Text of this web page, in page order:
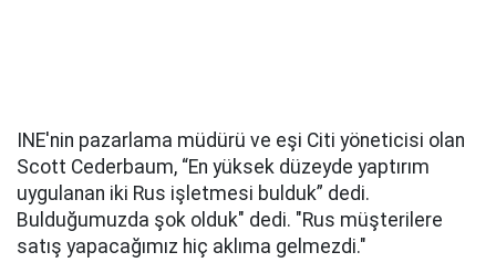
INE'nin pazarlama müdürü ve eşi Citi yöneticisi olan
Scott Cederbaum, “En yüksek düzeyde yaptırım
uygulanan iki Rus işletmesi bulduk” dedi.
Bulduğumuzda şok olduk" dedi. "Rus müşterilere
satış yapacağımız hiç aklıma gelmezdi."